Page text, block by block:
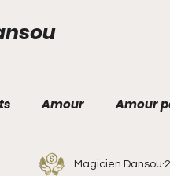
Amour Amour
Anneaux magique pour
Magicien Dansou